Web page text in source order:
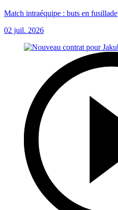
Match intraéquipe : buts en fusillade
02 juil. 2026